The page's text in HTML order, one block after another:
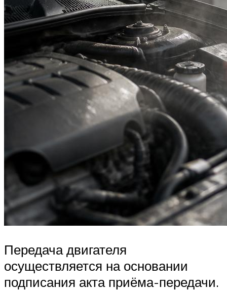
Передача двигателя
осуществляется на основании
подписания акта приёма-передачи.